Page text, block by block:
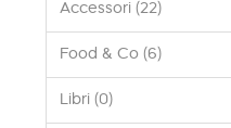
Accessori (22)
Food & Co (6)
Libri (0)